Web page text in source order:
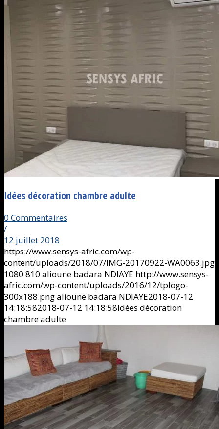
Idées décoration chambre adulte
0 Commentaires
/
12 juillet 2018
https://www.sensys-afric.com/wp-
content/uploads/2018/07/IMG-20170922-WA0063.jpg
1080 810 alioune badara NDIAYE http://www.sensys-
afric.com/wp-content/uploads/2016/12/tplogo-
300x188.pngalioune badara NDIAYE2018-07-12
14:18:582018-07-12 14:18:58Idées décoration
chambre adulte